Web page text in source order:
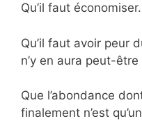
Qu’il faut économiser.
Qu’il faut avoir peur
n’y en aura peut-
Que l’abondance
finalement n’est